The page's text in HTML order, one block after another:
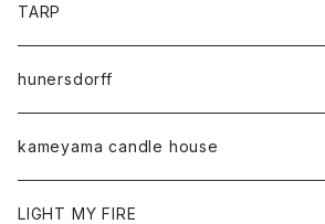
TARP
hunersdorff
kameyama candle house
LIGHT MY FIRE